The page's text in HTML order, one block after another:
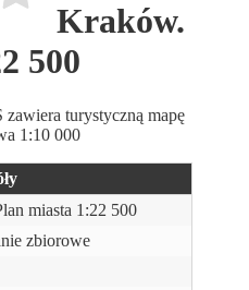
Kraków.
500
turystyczną mapę
1:10 000
miasta 1:22 500
zbiorowe